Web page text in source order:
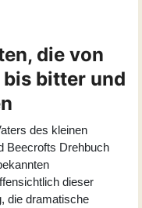
die von
bitter und
des kleinen
Beecrofts Drehbuch
dieser
die dramatische